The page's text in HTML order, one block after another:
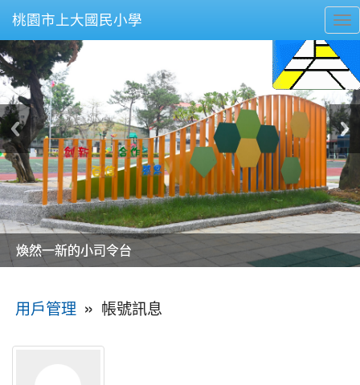
桃園市上大國民小學
美麗的操場是我們活力的來源
美麗的操場是我們活力的來源
煥然一新的小司令台
煥然一新的小司令台
富含桃園埤塘田園風光意象的中廊
富含桃園埤塘田園風光意象的中廊
嶄新的中庭廣場
嶄新的中庭廣場
水生池生生不息
水生池生生不息
用戶管理 » 帳號訊息